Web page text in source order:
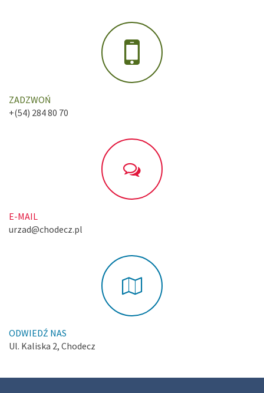
ZADZWOŃ
+(54) 284 80 70
E-MAIL
urzad@chodecz.pl
ODWIEDŹ NAS
Ul. Kaliska 2, Chodecz